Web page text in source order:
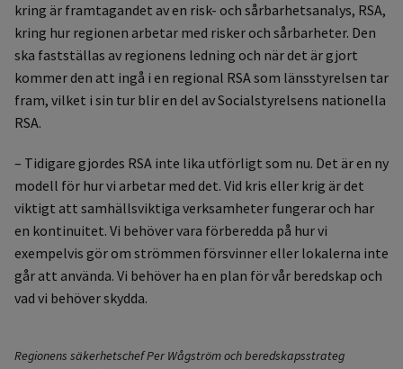
kring är framtagandet av en risk- och sårbarhetsanalys, RSA,
kring hur regionen arbetar med risker och sårbarheter. Den
ska fastställas av regionens ledning och när det är gjort
kommer den att ingå i en regional RSA som länsstyrelsen tar
fram, vilket i sin tur blir en del av Socialstyrelsens nationella
RSA.
– Tidigare gjordes RSA inte lika utförligt som nu. Det är en ny
modell för hur vi arbetar med det. Vid kris eller krig är det
viktigt att samhällsviktiga verksamheter fungerar och har
en kontinuitet. Vi behöver vara förberedda på hur vi
exempelvis gör om strömmen försvinner eller lokalerna inte
går att använda. Vi behöver ha en plan för vår beredskap och
vad vi behöver skydda.
Regionens säkerhetschef Per Wågström och beredskapsstrateg